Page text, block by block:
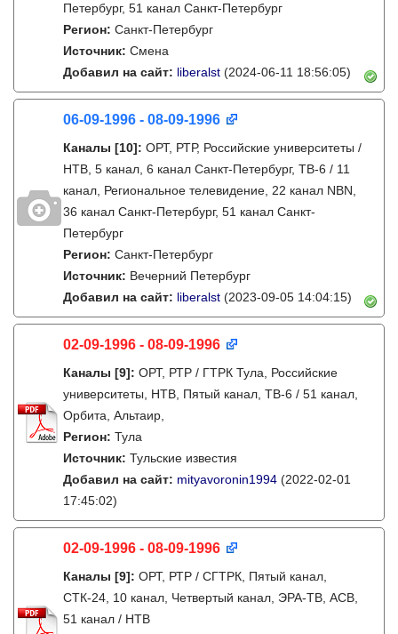
Петербург, 51 канал Санкт-Петербург
Регион: Санкт-Петербург
Источник: Смена
Добавил на сайт: liberalst (2024-06-11 18:56:05)
06-09-1996 - 08-09-1996
Каналы [10]: ОРТ, РТР, Российские университеты /
НТВ, 5 канал, 6 канал Санкт-Петербург, ТВ-6 / 11
канал, Региональное телевидение, 22 канал NBN,
36 канал Санкт-Петербург, 51 канал Санкт-
Петербург
Регион: Санкт-Петербург
Источник: Вечерний Петербург
Добавил на сайт: liberalst (2023-09-05 14:04:15)
02-09-1996 - 08-09-1996
Каналы [9]: ОРТ, РТР / ГТРК Тула, Российские
университеты, НТВ, Пятый канал, ТВ-6 / 51 канал,
Орбита, Альтаир,
Регион: Тула
Источник: Тульские известия
Добавил на сайт: mityavoronin1994 (2022-02-01
17:45:02)
02-09-1996 - 08-09-1996
Каналы [9]: ОРТ, РТР / СГТРК, Пятый канал,
СТК-24, 10 канал, Четвертый канал, ЭРА-ТВ, АСВ,
51 канал / НТВ